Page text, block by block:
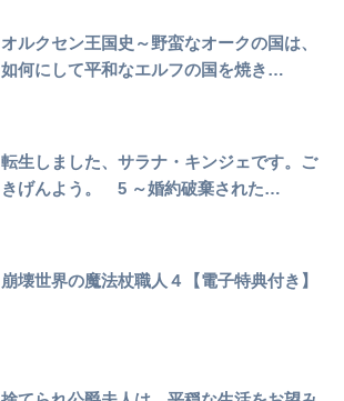
オルクセン王国史～野蛮なオークの国は、
如何にして平和なエルフの国を焼き…
転生しました、サラナ・キンジェです。ご
きげんよう。 5 ～婚約破棄された…
崩壊世界の魔法杖職人４【電子特典付き】